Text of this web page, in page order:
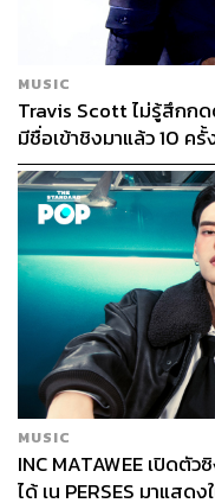
MUSIC
Travis Scott ไม่รู้สึกกด
มีชื่อเข้าชิงมาแล้ว 10 ครั้
MUSIC
INC MATAWEE เปิดตัว
ได้ เน PERSES มาแสด